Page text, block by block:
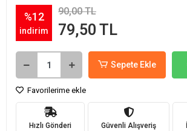
%12
indirim
90,00 TL
79,50 TL
Sepete Ekle
Favorilerime ekle
Hızlı Gönderi Güvenli Alışveriş